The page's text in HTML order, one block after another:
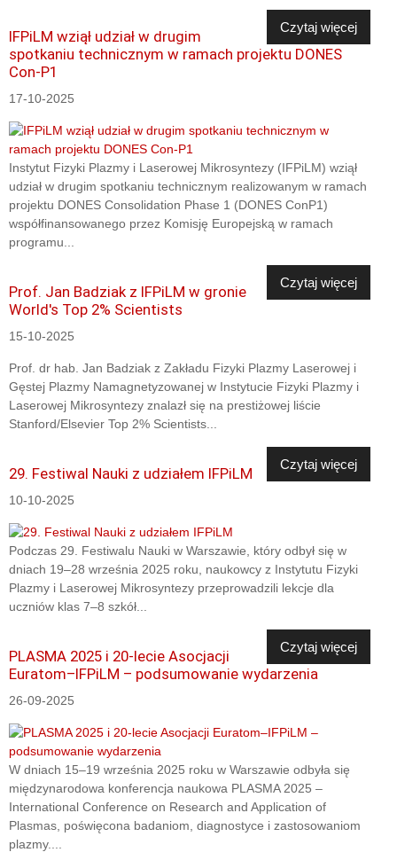
Czytaj więcej
IFPiLM wziął udział w drugim
spotkaniu technicznym w ramach projektu DONES
Con-P1
17-10-2025
Instytut Fizyki Plazmy i Laserowej Mikrosyntezy (IFPiLM) wziął
udział w drugim spotkaniu technicznym realizowanym w ramach
projektu DONES Consolidation Phase 1 (DONES ConP1)
współfinansowanego przez Komisję Europejską w ramach
programu...
Czytaj więcej
Prof. Jan Badziak z IFPiLM w gronie
World's Top 2% Scientists
15-10-2025
Prof. dr hab. Jan Badziak z Zakładu Fizyki Plazmy Laserowej i
Gęstej Plazmy Namagnetyzowanej w Instytucie Fizyki Plazmy i
Laserowej Mikrosyntezy znalazł się na prestiżowej liście
Stanford/Elsevier Top 2% Scientists...
Czytaj więcej
29. Festiwal Nauki z udziałem IFPiLM
10-10-2025
Podczas 29. Festiwalu Nauki w Warszawie, który odbył się w
dniach 19–28 września 2025 roku, naukowcy z Instytutu Fizyki
Plazmy i Laserowej Mikrosyntezy przeprowadzili lekcje dla
uczniów klas 7–8 szkół...
Czytaj więcej
PLASMA 2025 i 20-lecie Asocjacji
Euratom–IFPiLM – podsumowanie wydarzenia
26-09-2025
W dniach 15–19 września 2025 roku w Warszawie odbyła się
międzynarodowa konferencja naukowa PLASMA 2025 –
International Conference on Research and Application of
Plasmas, poświęcona badaniom, diagnostyce i zastosowaniom
plazmy....